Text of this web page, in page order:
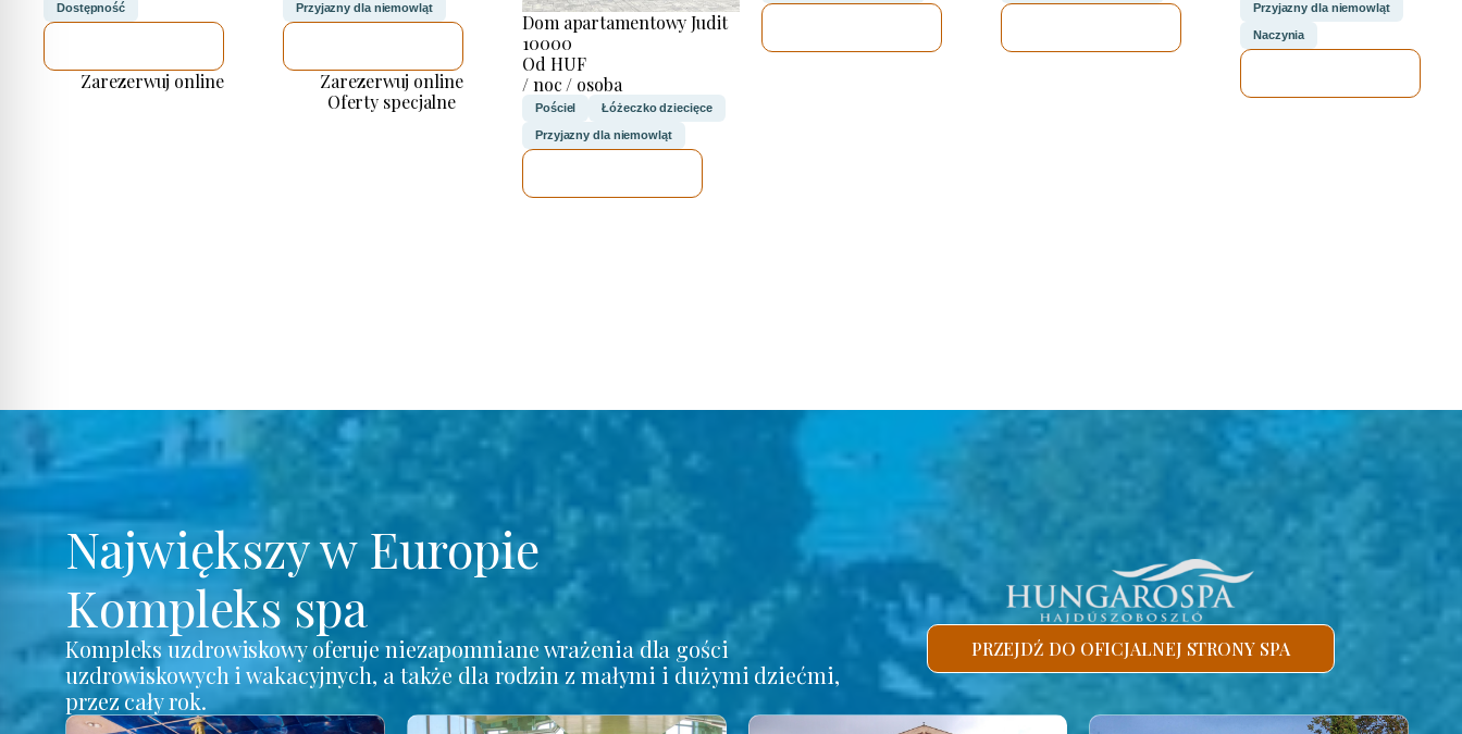
Dostępność
Zarezerwuj online
Przyjazny dla niemowląt
Zarezerwuj online
Oferty specjalne
Dom apartamentowy Judit
10000
Od HUF
/ noc / osoba
Pościel Łóżeczko dziecięce
Przyjazny dla niemowląt
Przyjazny dla niemowląt
Naczynia
Największy w Europie
Kompleks spa
Kompleks uzdrowiskowy oferuje niezapomniane wrażenia dla gości
uzdrowiskowych i wakacyjnych, a także dla rodzin z małymi i dużymi dziećmi,
przez cały rok.
PRZEJDŹ DO OFICJALNEJ STRONY SPA